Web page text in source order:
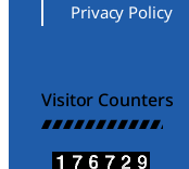
Privacy Policy
Visitor Counters